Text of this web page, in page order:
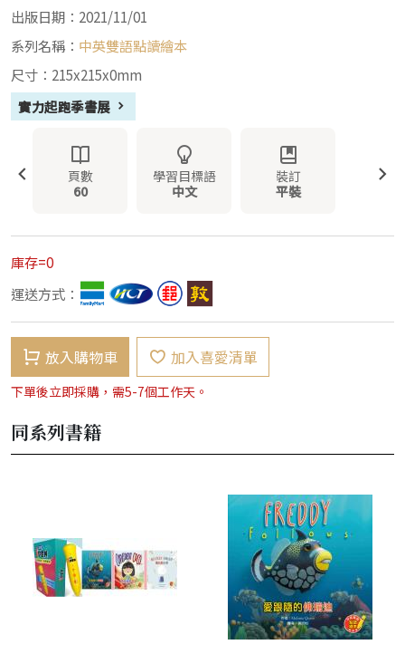
出版日期：2021/11/01
系列名稱： 中英雙語點讀繪本
尺寸：215x215x0mm
實力起跑季書展
頁數
60
學習目標語
中文
裝訂
平裝
庫存=0
運送方式：
放入購物車 加入喜愛清單
下單後立即採購，需5-7個工作天。
同系列書籍